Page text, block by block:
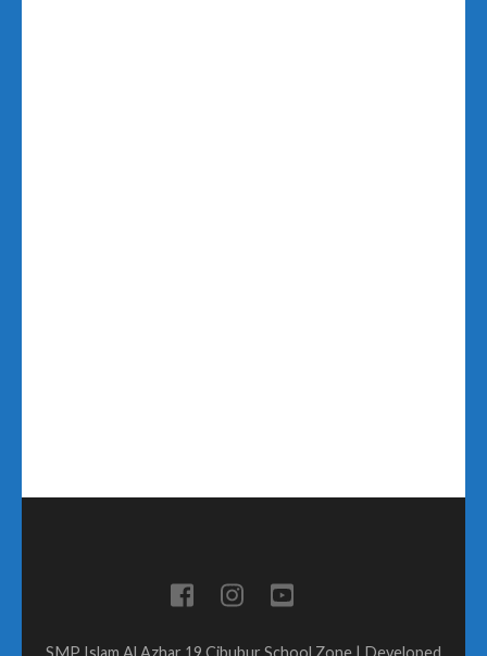
SMP Islam Al Azhar 19 Cibubur School Zone | Developed